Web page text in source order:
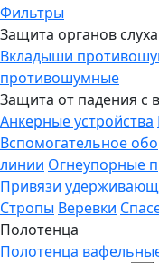
Фильтры
Защита органов слуха
Вкладыши
противошумные
Защита от падения с
Анкерные устройства
Вспомогательное
линии Огнеупорные
Привязи
Стропы Веревки
Полотенца
Полотенца